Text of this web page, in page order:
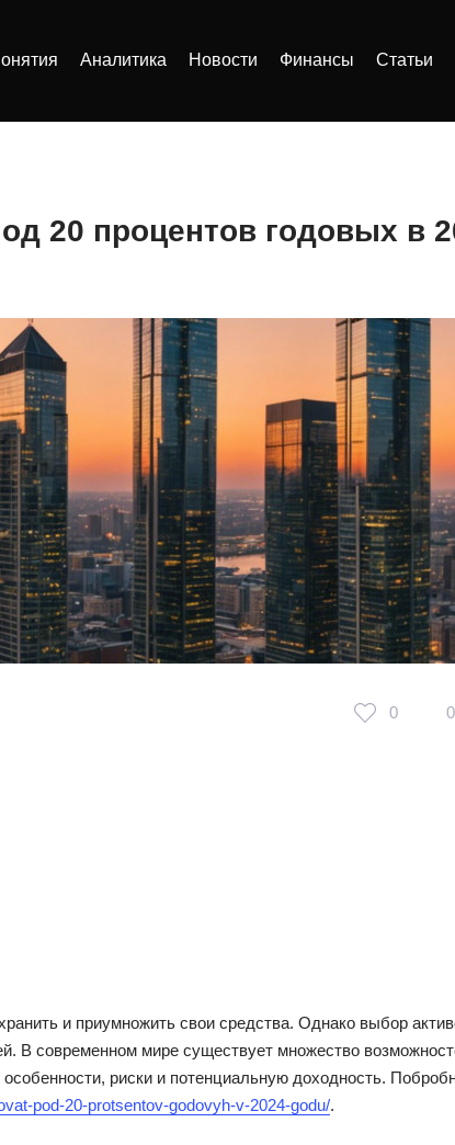
Аналитика Новости Финансы Статьи
20 процентов годовых в
0 0
и приумножить свои средства. Однако выбор
В современном мире существует множество
риски и потенциальную доходность.
pod-20-protsentov-godovyh-v-2024-godu/.